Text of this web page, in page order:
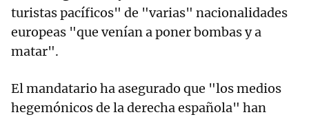
turistas pacíficos" de "varias" nacionalidades
europeas "que venían a poner bombas y a
matar".
El mandatario ha asegurado que "los medios
hegemónicos de la derecha española" han